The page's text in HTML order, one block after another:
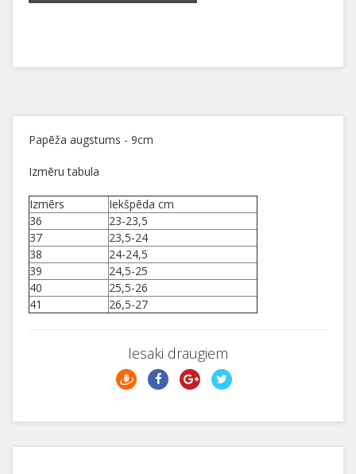
Papēža augstums - 9cm
Izmēru tabula
Izmērs
Iekšpēda cm
36
23-23,5
37
23,5-24
38
24-24,5
39
24,5-25
40
25,5-26
41
26,5-27
Iesaki draugiem